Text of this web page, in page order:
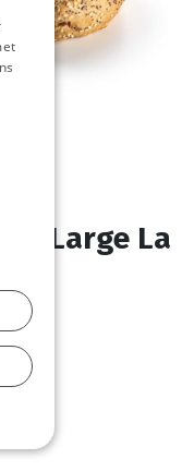
Large La